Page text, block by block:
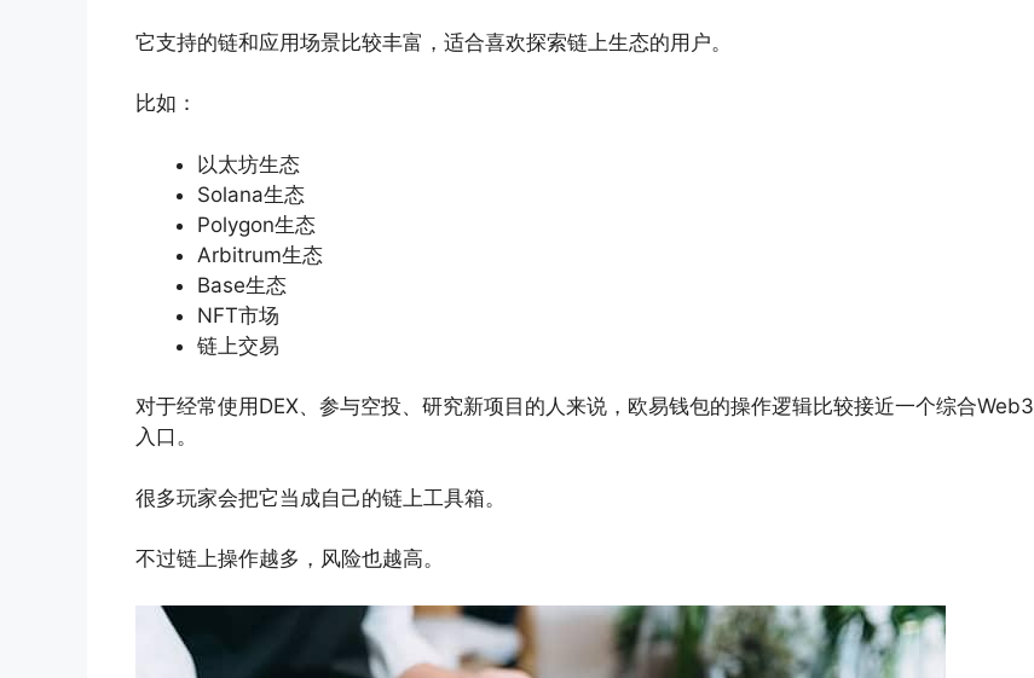
它支持的链和应用场景比较丰富，适合喜欢探索链上生态的用户。
比如：
以太坊生态
Solana生态
Polygon生态
Arbitrum生态
Base生态
NFT市场
链上交易
对于经常使用DEX、参与空投、研究新项目的人来说，欧易钱包的操作逻辑比较接近一个综合Web3
入口。
很多玩家会把它当成自己的链上工具箱。
不过链上操作越多，风险也越高。